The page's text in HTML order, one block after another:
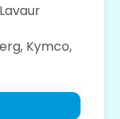
Kymco,